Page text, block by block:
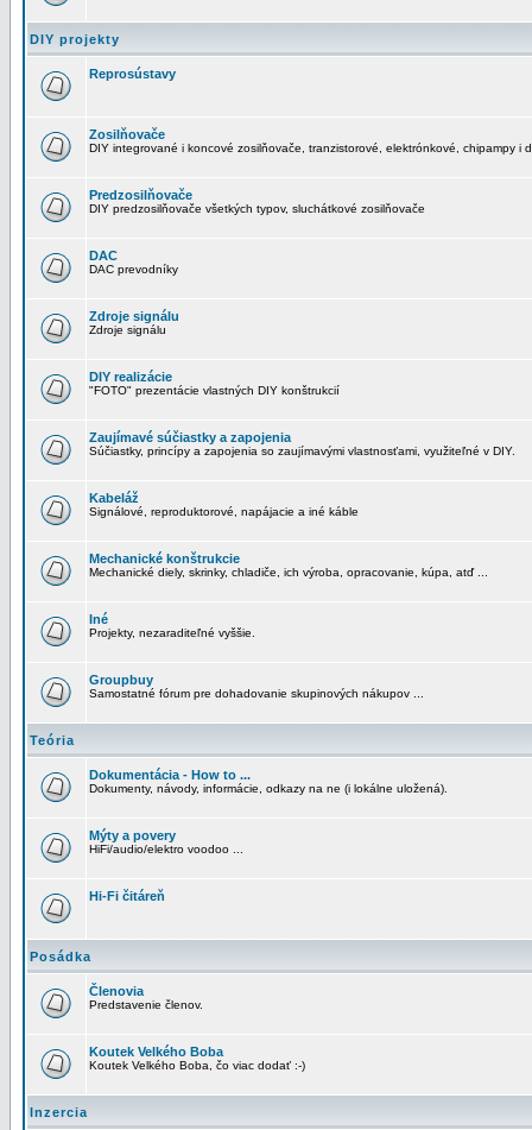
DIY projekty
Reprosústavy
Zosilňovače
DIY integrované i koncové zosilňovače, tranzistorové, elektrónkové, chipampy i
Predzosilňovače
DIY predzosilňovače všetkých typov, sluchátkové zosilňovače
DAC
DAC prevodníky
Zdroje signálu
Zdroje signálu
DIY realizácie
"FOTO" prezentácie vlastných DIY konštrukcií
Zaujímavé súčiastky a zapojenia
Súčiastky, princípy a zapojenia so zaujímavými vlastnosťami, využiteľné v DIY.
Kabeláž
Signálové, reproduktorové, napájacie a iné káble
Mechanické konštrukcie
Mechanické diely, skrinky, chladiče, ich výroba, opracovanie, kúpa, atď ...
Iné
Projekty, nezaraditeľné vyššie.
Groupbuy
Samostatné fórum pre dohadovanie skupinových nákupov ...
Teória
Dokumentácia - How to ...
Dokumenty, návody, informácie, odkazy na ne (i lokálne uložená).
Mýty a povery
HiFi/audio/elektro voodoo ...
Hi-Fi čitáreň
Posádka
Členovia
Predstavenie členov.
Koutek Velkého Boba
Koutek Velkého Boba, čo viac dodať :-)
Inzercia